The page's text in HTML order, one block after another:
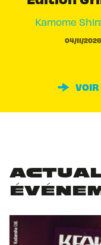
Kamome
04/11/2026
VOIR